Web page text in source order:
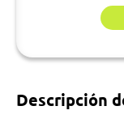
Descripción